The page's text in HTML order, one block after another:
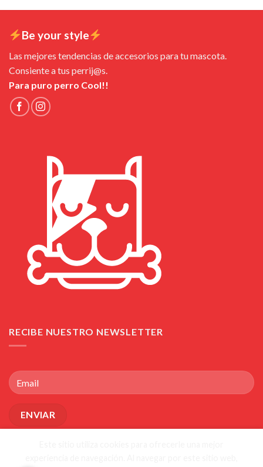
Be your style
Las mejores tendencias de accesorios para tu mascota.
Consiente a tus perrij@s.
Para puro perro Cool!!
RECIBE NUESTRO NEWSLETTER